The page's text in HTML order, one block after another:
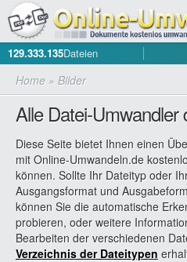
129.333.135Dateien
Home » Bilder
Alle Datei-Umwandler
Diese Seite bietet Ihnen einen
mit Online-Umwandeln.de
können. Sollte Ihr Dateityp oder
Ausgangsformat und
können Sie die automatische
probieren, oder weitere
Bearbeiten der verschiedenen
Verzeichnis der Dateitypen